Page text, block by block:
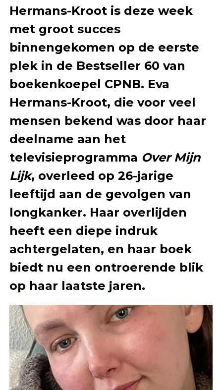
Hermans-Kroot is deze week
met groot succes
binnengekomen op de eerste
plek in de Bestseller 60 van
boekenkoepel CPNB. Eva
Hermans-Kroot, die voor veel
mensen bekend was door haar
deelname aan het
televisieprogramma Over Mijn
Lijk, overleed op 26-jarige
leeftijd aan de gevolgen van
longkanker. Haar overlijden
heeft een diepe indruk
achtergelaten, en haar boek
biedt nu een ontroerende blik
op haar laatste jaren.